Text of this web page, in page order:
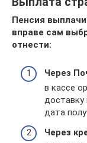
Пенсия
вправе сам
отнести:
Через
в кассе
доставку
дата
Через